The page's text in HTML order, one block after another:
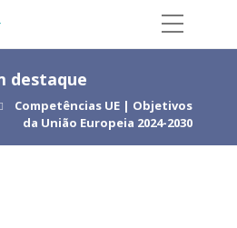
destaque
Competências UE | Objetivos
da União Europeia 2024-2030